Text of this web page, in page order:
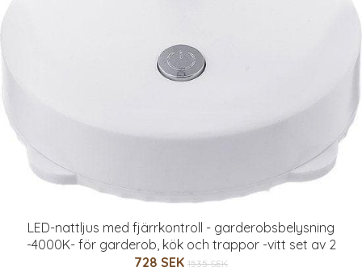
LED-nattljus med fjärrkontroll - garderobsbelysning
-4000K- för garderob, kök och trappor -vitt set av 2
728 SEK 1535 SEK